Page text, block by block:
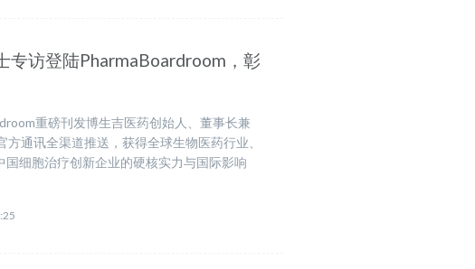
专访登陆PharmaBoardroom，彰
重磅刊发博生吉医药创始人、董事长兼
通讯全渠道推送，获得全球生物医药行业、
细胞治疗创新企业的硬核实力与国际影响